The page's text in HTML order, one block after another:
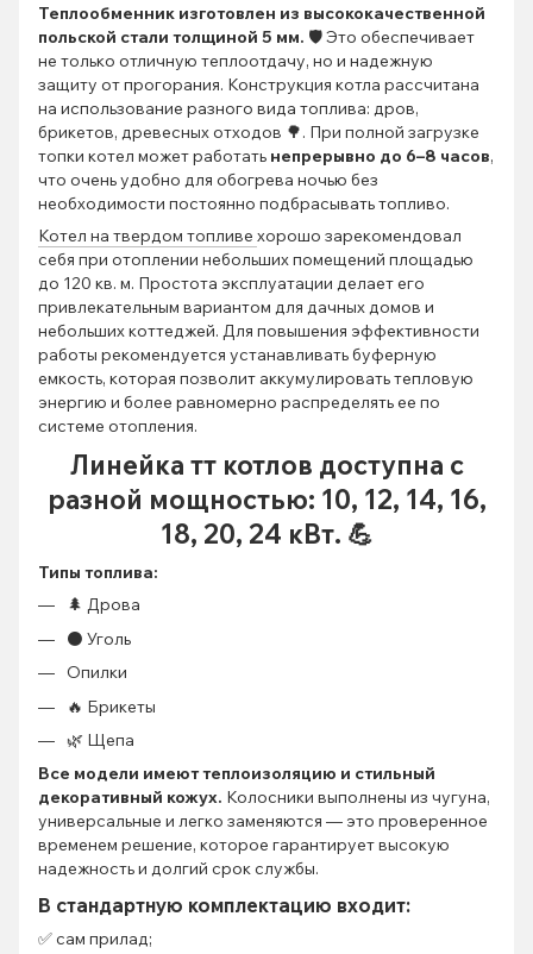
Теплообменник изготовлен из высококачественной
польской стали толщиной 5 мм. 🛡️ Это обеспечивает
не только отличную теплоотдачу, но и надежную
защиту от прогорания. Конструкция котла рассчитана
на использование разного вида топлива: дров,
брикетов, древесных отходов 🌳. При полной загрузке
топки котел может работать непрерывно до 6–8 часов,
что очень удобно для обогрева ночью без
необходимости постоянно подбрасывать топливо.
Котел на твердом топливе хорошо зарекомендовал
себя при отоплении небольших помещений площадью
до 120 кв. м. Простота эксплуатации делает его
привлекательным вариантом для дачных домов и
небольших коттеджей. Для повышения эффективности
работы рекомендуется устанавливать буферную
емкость, которая позволит аккумулировать тепловую
энергию и более равномерно распределять ее по
системе отопления.
Линейка тт котлов доступна с
разной мощностью: 10, 12, 14, 16,
18, 20, 24 кВт. 💪
Типы топлива:
🌲 Дрова
⚫ Уголь
Опилки
🔥 Брикеты
🌿 Щепа
Все модели имеют теплоизоляцию и стильный
декоративный кожух. Колосники выполнены из чугуна,
универсальные и легко заменяются — это проверенное
временем решение, которое гарантирует высокую
надежность и долгий срок службы.
В стандартную комплектацию входит:
✅ сам прилад;